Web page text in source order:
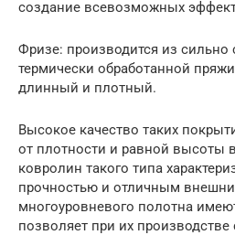
создание всевозможных
Фризе: производится из сильно
термически обработанной
длинный и плотный.
Высокое качество таких
от плотности и равной высоты
ковролин такого типа
прочностью и отличным
многоуровневого полотна
позволяет при их